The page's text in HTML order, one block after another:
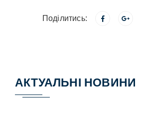
Поділитись:
АКТУАЛЬНІ НОВИНИ